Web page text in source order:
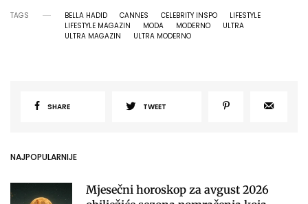
TAGS BELLA HADID CANNES CELEBRITY INSPO
LIFESTYLE
LIFESTYLE MAGAZIN
MODA MODERNO
ULTRA
ULTRA MAGAZIN
ULTRA MODERNO
SHARE TWEET
NAJPOPULARNIJE
Mjesečni horoskop za avgust 2026